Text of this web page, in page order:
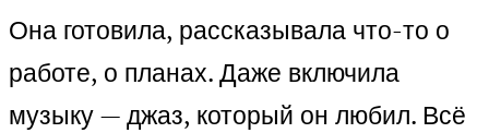
Она готовила, рассказывала что-то о
работе, о планах. Даже включила
музыку — джаз, который он любил. Всё